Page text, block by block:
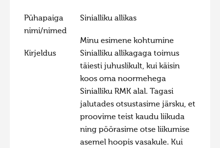
Hiite kuvavõistlus 2020
Hiite kuvavõistlus 2020 lisa
Liikuvad kuvad 2020
Hiite kuvavõistlus 2019
Hiite kuvavõistlus 2018
Hiite kuvavõistlus 2017
Hiite kuvavõistlus 2016
Pühapaiga
nimi/nimed
Sinialliku allikas
Kirjeldus
Minu esimene kohtumine
Sinialliku allikagaga toimus
täiesti juhuslikult, kui käisin
koos oma noormehega
Sinialliku RMK alal. Tagasi
jalutades otsustasime järsku, et
proovime teist kaudu liikuda
ning pöörasime otse liikumise
asemel hoopis vasakule. Kui